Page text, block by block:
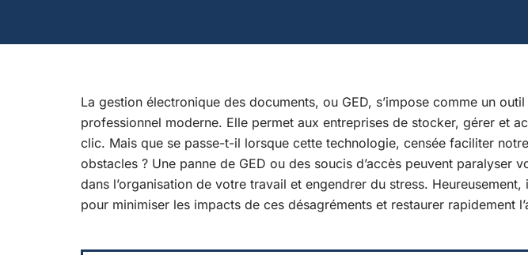
La gestion électronique des documents, ou GED, s’impose comme un
professionnel moderne. Elle permet aux entreprises de stocker, gérer et
clic. Mais que se passe-t-il lorsque cette technologie, censée faciliter
obstacles ? Une panne de GED ou des soucis d’accès peuvent paralyser
dans l’organisation de votre travail et engendrer du stress.
pour minimiser les impacts de ces désagréments et restaurer rapidement